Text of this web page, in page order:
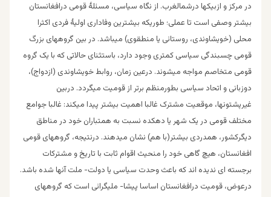
در مرکز و ازبیکها درشمالغرب. از نگاه سیاسی، مسئلۀ قومی درافغانستان
بیشتر وصفی است تا عملی؛ طوریکه بیشترین وفاداری اولیۀ فردی اکثرا
محلی (خویشاوندی، روستائی یا منطقوی) میباشد. در بین گروههای بزرگ
قومی چسبندگی سیاسی کمتری وجود دارد، باستثنای حالاتی که با یک گروه
قومی متخاصم مواجه میشوند. درعین زمان، روابط خویشاوندی (ازدواج)،
دوزبانی و اتحاد سیاسی بطورمنظم برتر از قومیت میگردد. دربین
غیرپشتونها، موقعیت مشترک غالبا اهمیت بیشتر پیدا میکند: غالبا جوامع
مختلف قومی در یک شهر یا دهکده نسبت به همتباران خود در مناطق
دیگرکشور، همدردی بیشتر(با هم) نشان میدهند. درنتیجه، گروههای قومی
افغانستان، هیچ گاهی خود را منحیث اقوام ثابت با تاریخ و مشترکات
برجسته ای ندیده اند که باعث وحدت سیاسی یا دولت- ملت آنها شده باشد.
درعوض، قومیت درافغانستان اساسا پیشا- ملیگرائی است که گروههای